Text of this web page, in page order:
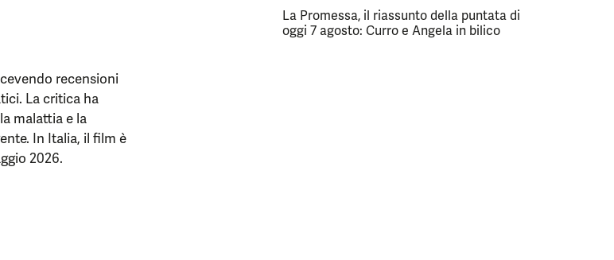
recensioni
La critica ha
malattia e la
In Italia, il film è
2026.
La Promessa, il riassunto della puntata di
oggi 7 agosto: Curro e Angela in bilico